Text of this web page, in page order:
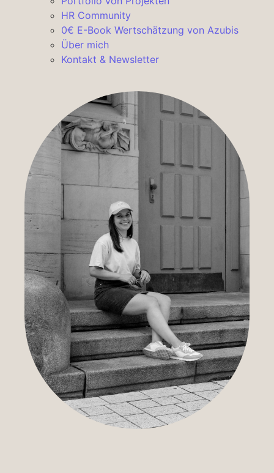
HR Community
0€ E-Book Wertschätzung von Azubis
Über mich
Kontakt & Newsletter